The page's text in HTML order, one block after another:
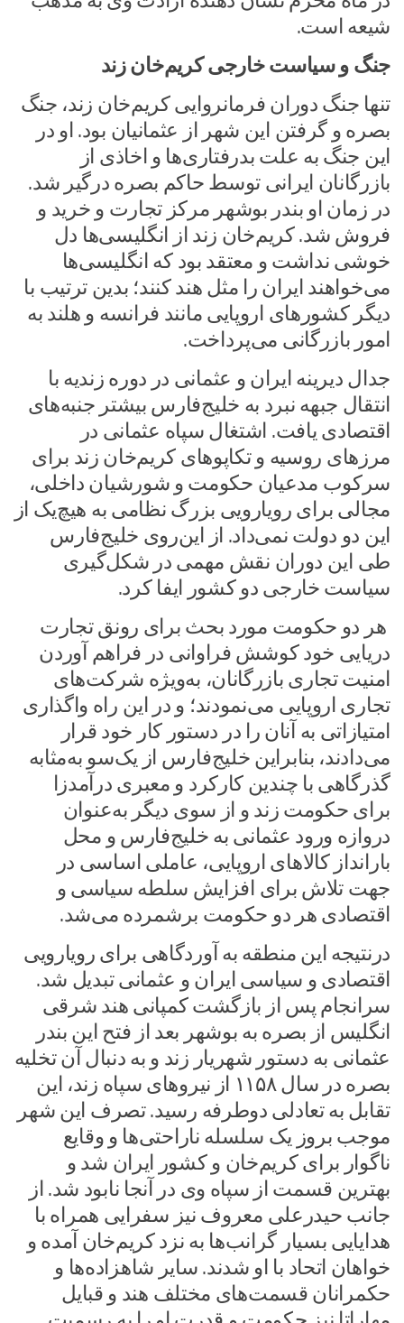
شیعه است.
جنگ و سیاست خارجی کریم‌خان زند
تنها جنگ دوران فرمانروایی کریم‌خان زند، جنگ
بصره و گرفتن این شهر از عثمانیان بود. او در
این جنگ به علت بدرفتاری‌ها و اخاذی از
بازرگانان ایرانی توسط حاکم بصره درگیر شد.
در زمان او بندر بوشهر مرکز تجارت و خرید و
فروش شد. کریم‌خان زند از انگلیسی‌ها دل
خوشی نداشت و معتقد بود که انگلیسی‌ها
می‌خواهند ایران را مثل هند کنند؛ بدین ترتیب با
دیگر کشورهای اروپایی مانند فرانسه و هلند به
امور بازرگانی می‌پرداخت.
جدال دیرینه ایران و عثمانی در دوره زندیه با
انتقال جبهه نبرد به خلیج‌فارس بیشتر جنبه‌های
اقتصادی یافت. اشتغال سپاه عثمانی در
مرزهای روسیه و تکاپوهای کریم‌خان زند برای
سرکوب مدعیان حکومت و شورشیان داخلی،
مجالی برای رویارویی بزرگ نظامی به هیچ‌یک از
این دو دولت نمی‌داد. از این‌روی خلیج‌فارس
طی این دوران نقش مهمی در شکل‌گیری
سیاست خارجی دو کشور ایفا کرد.
هر دو حکومت مورد بحث برای رونق تجارت
دریایی خود کوشش فراوانی در فراهم آوردن
امنیت تجاری بازرگانان، به‌ویژه شرکت‌های
تجاری اروپایی می‌نمودند؛ و در این راه واگذاری
امتیازاتی به آنان را در دستور کار خود قرار
می‌دادند، بنابراین خلیج‌فارس از یک‌سو به‌مثابه
گذرگاهی با چندین کارکرد و معبری درآمدزا
برای حکومت زند و از سوی دیگر به‌عنوان
دروازه ورود عثمانی به خلیج‌فارس و محل
بارانداز کالاهای اروپایی، عاملی اساسی در
جهت تلاش برای افزایش سلطه سیاسی و
اقتصادی هر دو حکومت برشمرده می‌شد.
درنتیجه این منطقه به آوردگاهی برای رویارویی
اقتصادی و سیاسی ایران و عثمانی تبدیل شد.
سرانجام پس از بازگشت کمپانی هند شرقی
انگلیس از بصره به بوشهر بعد از فتح این بندر
عثمانی به دستور شهریار زند و به دنبال آن تخلیه
بصره در سال ۱۱۵۸ از نیروهای سپاه زند، این
تقابل به تعادلی دوطرفه رسید. تصرف این شهر
موجب بروز یک سلسله ناراحتی‌ها و وقایع
ناگوار برای کریم‌خان و کشور ایران شد و
بهترین قسمت از سپاه وی در آنجا نابود شد. از
جانب حیدرعلی معروف نیز سفرایی همراه با
هدایایی بسیار گرانب‌ها به نزد کریم‌خان آمده و
خواهان اتحاد با او شدند. سایر شاهزاده‌ها و
حکمرانان قسمت‌های مختلف هند و قبایل